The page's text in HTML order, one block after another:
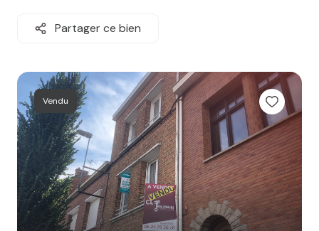
MES
ESTIMATION
ALERTE
MAIL
Partager ce bien
Vendu